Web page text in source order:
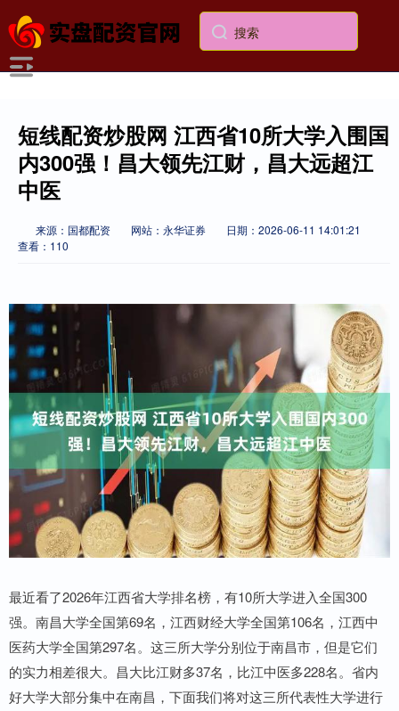
短线配资炒股网 江西省10所大学入围国
内300强！昌大领先江财，昌大远超江
中医
来源：国都配资 网站：永华证券
日期：2026-06-11 14:01:21
查看：110
最近看了2026年江西省大学排名榜，有10所大学进入全国300
强。南昌大学全国第69名，江西财经大学全国第106名，江西中
医药大学全国第297名。这三所大学分别位于南昌市，但是它们
的实力相差很大。昌大比江财多37名，比江中医多228名。省内
好大学大部分集中在南昌，下面我们将对这三所代表性大学进行